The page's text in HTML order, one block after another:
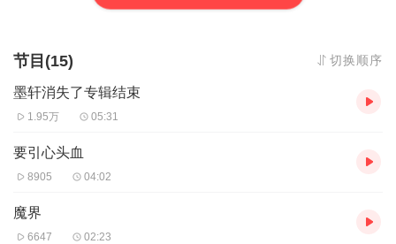
节目(15) 切换顺序
墨轩消失了专辑结束
1.95万 05:31
要引心头血
8905 04:02
魔界
6647 02:23